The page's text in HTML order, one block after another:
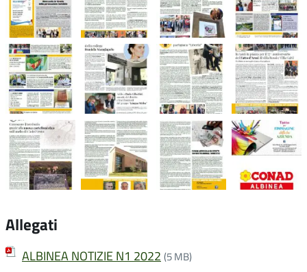
Allegati
ALBINEA NOTIZIE N1 2022 (5 MB)